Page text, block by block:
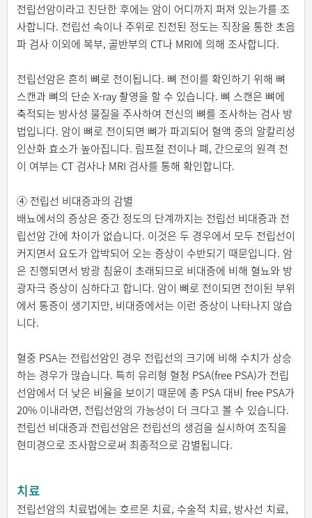
전립선암이라고 진단한 후에는 암이 어디까지 퍼져 있는가를 조
사합니다. 전립선 속이나 주위로 진전된 정도는 직장을 통한 초음
파 검사 이외에 복부, 골반부의 CT나 MRI에 의해 조사합니다.
전립선암은 흔히 뼈로 전이됩니다. 뼈 전이를 확인하기 위해 뼈
스캔과 뼈의 단순 X-ray 촬영을 할 수 있습니다. 뼈 스캔은 뼈에
축적되는 방사성 물질을 주사하여 전신의 뼈를 조사하는 검사 방
법입니다. 암이 뼈로 전이되면 뼈가 파괴되어 혈액 중의 알칼리성
인산화 효소가 높아집니다. 림프절 전이나 폐, 간으로의 원격 전
이 여부는 CT 검사나 MRI 검사를 통해 확인합니다.
④ 전립선 비대증과의 감별
배뇨에서의 증상은 중간 정도의 단계까지는 전립선 비대증과 전
립선암 간에 차이가 없습니다. 이것은 두 경우에서 모두 전립선이
커지면서 요도가 압박되어 오는 증상이 수반되기 때문입니다. 암
은 진행되면서 방광 침윤이 초래되므로 비대증에 비해 혈뇨와 방
광자극 증상이 심하다고 합니다. 암이 뼈로 전이되면 전이된 부위
에서 통증이 생기지만, 비대증에서는 이런 증상이 나타나지 않습
니다.
혈중 PSA는 전립선암인 경우 전립선의 크기에 비해 수치가 상승
하는 경우가 많습니다. 특히 유리형 혈청 PSA(free PSA)가 전립
선암에서 더 낮은 비율을 보이기 때문에 총 PSA 대비 free PSA가
20% 이내라면, 전립선암의 가능성이 더 크다고 볼 수 있습니다.
전립선 비대증과 전립선암은 전립선의 생검을 실시하여 조직을
현미경으로 조사함으로써 최종적으로 감별됩니다.
치료
전립선암의 치료법에는 호르몬 치료, 수술적 치료, 방사선 치료,